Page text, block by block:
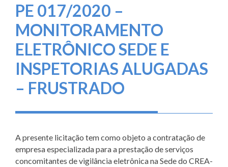
PE 017/2020 –
MONITORAMENTO
ELETRÔNICO SEDE E
INSPETORIAS ALUGADAS
– FRUSTRADO
A presente licitação tem como objeto a contratação de
empresa especializada para a prestação de serviços
concomitantes de vigilância eletrônica na Sede do CREA-